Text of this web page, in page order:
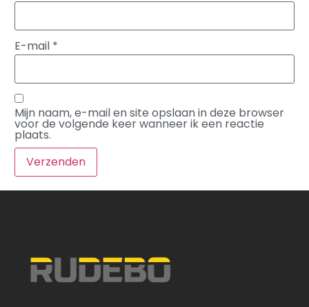
E-mail *
Mijn naam, e-mail en site opslaan in deze browser
voor de volgende keer wanneer ik een reactie
plaats.